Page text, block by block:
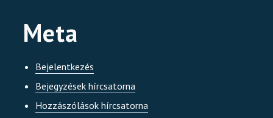
Meta
Bejelentkezés
Bejegyzések hírcsatorna
Hozzászólások hírcsatorna